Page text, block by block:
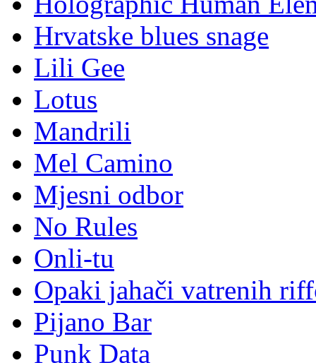
Hrvatske blues snage
Lili Gee
Lotus
Mandrili
Mel Camino
Mjesni odbor
No Rules
Onli-tu
Opaki jahači vatrenih
Pijano Bar
Punk Data